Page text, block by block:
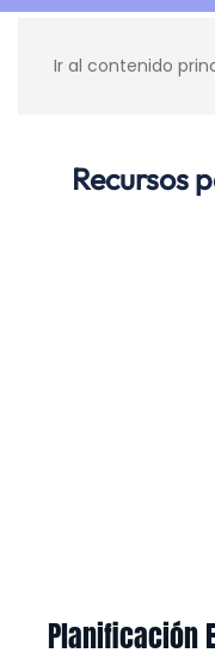
Ir al contenido
Recursos
Planificación